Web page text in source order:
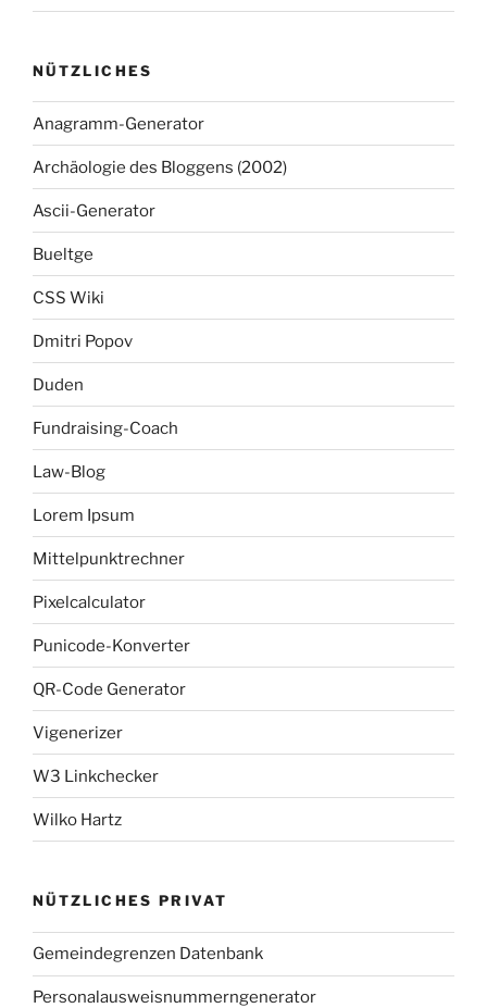
NÜTZLICHES
Anagramm-Generator
Archäologie des Bloggens (2002)
Ascii-Generator
Bueltge
CSS Wiki
Dmitri Popov
Duden
Fundraising-Coach
Law-Blog
Lorem Ipsum
Mittelpunktrechner
Pixelcalculator
Punicode-Konverter
QR-Code Generator
Vigenerizer
W3 Linkchecker
Wilko Hartz
NÜTZLICHES PRIVAT
Gemeindegrenzen Datenbank
Personalausweisnummerngenerator